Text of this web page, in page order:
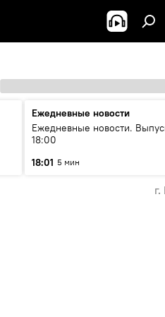
Ежедневные новости
Ежедневные новости.
18:00
18:01 5 мин